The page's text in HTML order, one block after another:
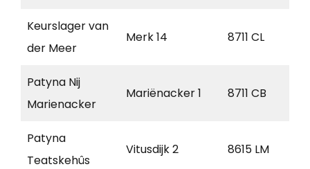
Keurslager van
der Meer
Merk 14 8711 CL
Patyna Nij
Marienacker
Mariënacker 1 8711 CB
Patyna
Teatskehûs
Vitusdijk 2 8615 LM